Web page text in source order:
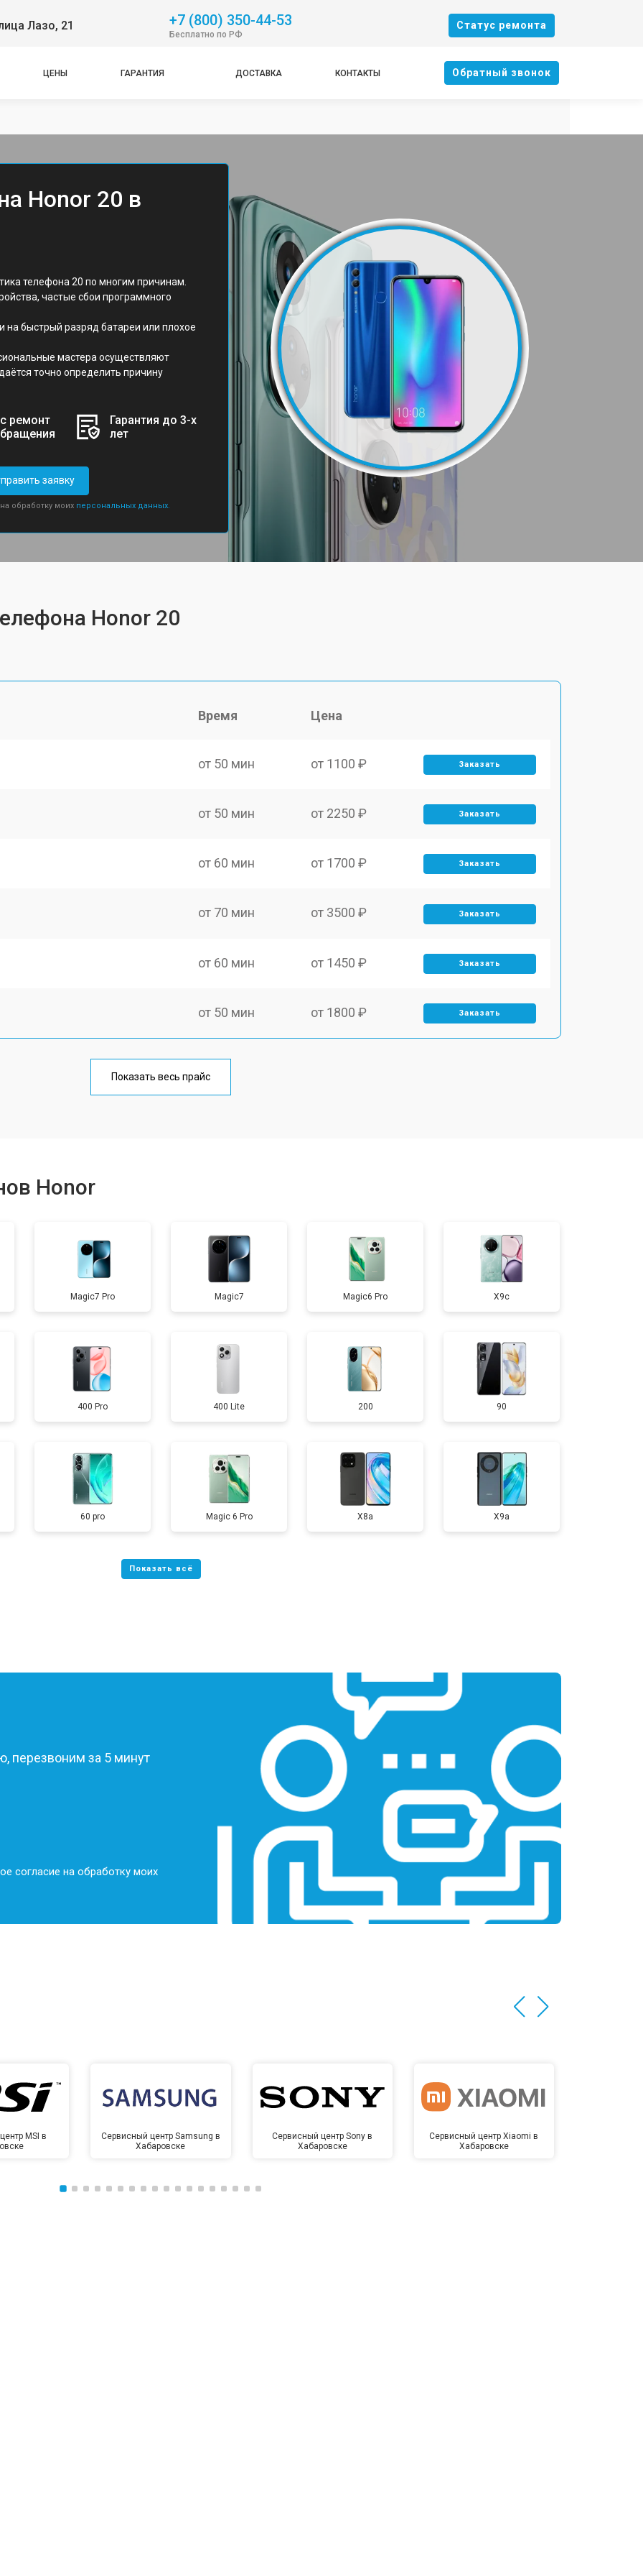
Лазо, 21 +7 (800) 350-44-53
Бесплатно по РФ
Cтатус ремонта
ЦЕНЫ ГАРАНТИЯ ДОСТАВКА КОНТАКТЫ Oбратный звонок
Honor 20 в
телефона 20 по многим причинам.
частые сбои программного
быстрый разряд батареи или плохое
мастера осуществляют
точно определить причину
ремонт
Гарантия до 3-х
лет
заявку
обработку моих персональных данных.
Honor 20
Время Цена
от 50 мин от 1100 ₽ Заказать
от 50 мин от 2250 ₽ Заказать
от 60 мин от 1700 ₽ Заказать
от 70 мин от 3500 ₽ Заказать
от 60 мин от 1450 ₽ Заказать
от 50 мин от 1800 ₽ Заказать
от 70 мин
от 80 мин от 2700 ₽ Заказать
от 40 мин от 950 ₽ Заказать
от 70 мин от 1750 ₽ Заказать
от 60 мин от 3200 ₽ Заказать
от 60 мин от 1400 ₽ Заказать
Показать весь прайс
Honor
Magic7 Pro Magic7 Magic6 Pro X9c
400 Pro 400 Lite 200 90
60 pro Magic 6 Pro X8a X9a
перезвоним за 5 минут
согласие на обработку моих
MSI в
Сервисный центр Samsung в
Хабаровске
Сервисный центр Sony в
Хабаровске
Сервисный центр Xiaomi в
Хабаровске